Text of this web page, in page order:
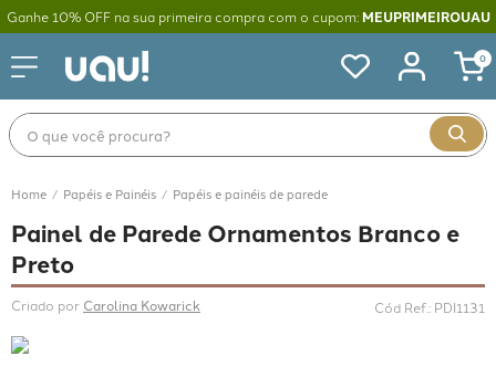
Ganhe 10% OFF na sua primeira compra com o cupom: MEUPRIMEIROUAU
0
O que você procura?
Papéis e Painéis Papéis e painéis de parede
Painel de Parede Ornamentos Branco e
Preto
Criado por Carolina Kowarick Cód Ref.: PDI1131